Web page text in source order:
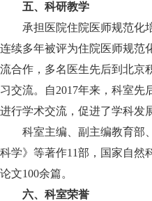
五、科研教学
承担医院住院医师规范化
连续多年被评为住院医师规范
流合作，多名医生先后到北京
习交流。自2017年来，科室先
进行学术交流，促进了学科发
科室主编、副主编教育部
科学》等著作11部，国家自然
论文100余篇。
六、科室荣誉